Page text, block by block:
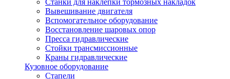
Станки для наклепки тормозных накладок
Вывешивание двигателя
Вспомогательное оборудование
Восстановление шаровых опор
Пресса гидравлические
Стойки трансмиссионные
Краны гидравлические
Кузовное оборудование
Стапели